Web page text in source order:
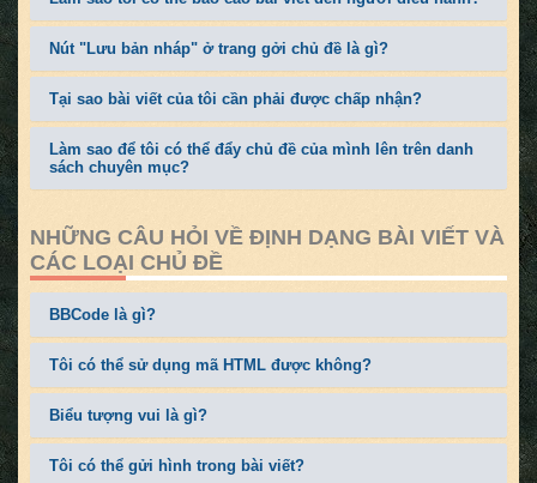
Nút "Lưu bản nháp" ở trang gởi chủ đề là gì?
Tại sao bài viết của tôi cần phải được chấp nhận?
Làm sao để tôi có thể đẩy chủ đề của mình lên trên danh
sách chuyên mục?
NHỮNG CÂU HỎI VỀ ĐỊNH DẠNG BÀI VIẾT VÀ
CÁC LOẠI CHỦ ĐỀ
BBCode là gì?
Tôi có thể sử dụng mã HTML được không?
Biểu tượng vui là gì?
Tôi có thể gửi hình trong bài viết?